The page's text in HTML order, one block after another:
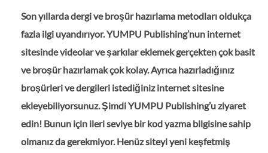
Son yıllarda dergi ve broşür hazırlama metodları oldukça
fazla ilgi uyandırıyor. YUMPU Publishing’nun internet
sitesinde videolar ve şarkılar eklemek gerçekten çok basit
ve broşür hazırlamak çok kolay. Ayrıca hazırladığınız
broşürleri ve dergileri istediğiniz internet sitesine
ekleyebiliyorsunuz. Şimdi YUMPU Publishing’u ziyaret
edin! Bunun için ileri seviye bir kod yazma bilgisine sahip
olmanız da gerekmiyor. Henüz siteyi yeni keşfetmiş